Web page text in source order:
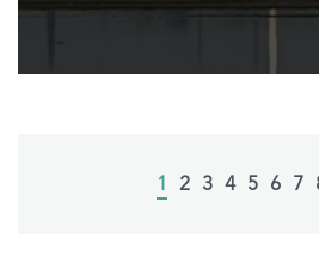
Current
1 Page
2 Page
3 Page
4 Page
5 Page
6 7